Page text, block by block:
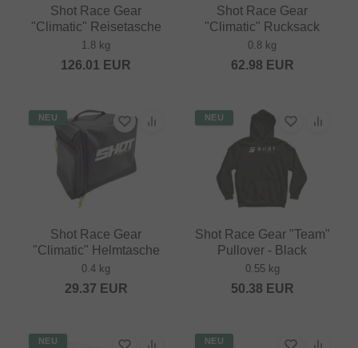
Shot Race Gear
"Climatic" Reisetasche
1.8 kg
126.01 EUR
Shot Race Gear
"Climatic" Rucksack
0.8 kg
62.98 EUR
NEU
Shot Race Gear
"Climatic" Helmtasche
0.4 kg
29.37 EUR
NEU
Shot Race Gear "Team"
Pullover - Black
0.55 kg
50.38 EUR
NEU NEU